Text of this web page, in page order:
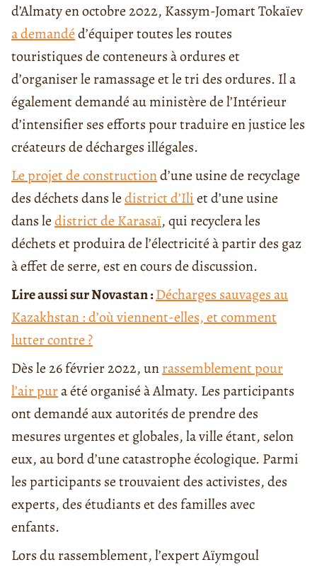
d’Almaty en octobre 2022, Kassym-Jomart Tokaïev
a demandéd’équiper toutes les routes
touristiques de conteneurs à ordures et
d’organiser le ramassage et le tri des ordures. Il a
également demandé au ministère de l’Intérieur
d’intensifier ses efforts pour traduire en justice les
créateurs de décharges illégales.
Le projet de constructiond’une usine de recyclage
des déchets dans ledistrict d’Iliet d’une usine
dans ledistrict de Karasaï, qui recyclera les
déchets et produira de l’électricité à partir des gaz
à effet de serre, est en cours de discussion.
Lire aussi sur Novastan :Décharges sauvages au
Kazakhstan : d’où viennent-elles, et comment
lutter contre ?
Dès le 26 février 2022, unrassemblement pour
l’air pura été organisé à Almaty. Les participants
ont demandé aux autorités de prendre des
mesures urgentes et globales, la ville étant, selon
eux, au bord d’une catastrophe écologique. Parmi
les participants se trouvaient des activistes, des
experts, des étudiants et des familles avec
enfants.
Lors du rassemblement, l’expert Aïymgoul